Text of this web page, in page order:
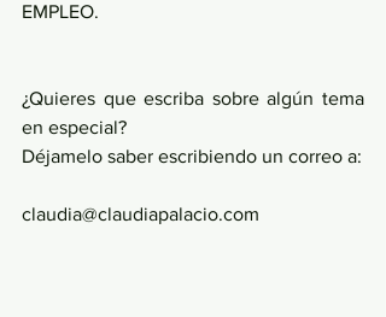
EMPLEO.
¿Quieres que escriba sobre algún tema
en especial?
Déjamelo saber escribiendo un correo a:
claudia@claudiapalacio.com